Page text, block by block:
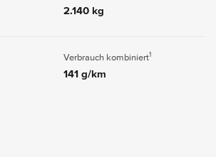
2.140 kg
Verbrauch kombiniert1
141 g/km